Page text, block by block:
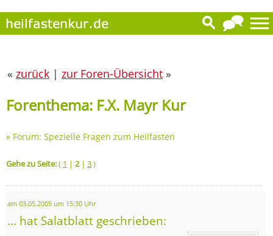
« zurück | zur Foren-Übersicht »
Forenthema: F.X. Mayr Kur
» Forum: Spezielle Fragen zum Heilfasten
Gehe zu Seite:( 1 | 2| 3)
am 03.05.2005 um 15:30 Uhr
... hat Salatblatt geschrieben: